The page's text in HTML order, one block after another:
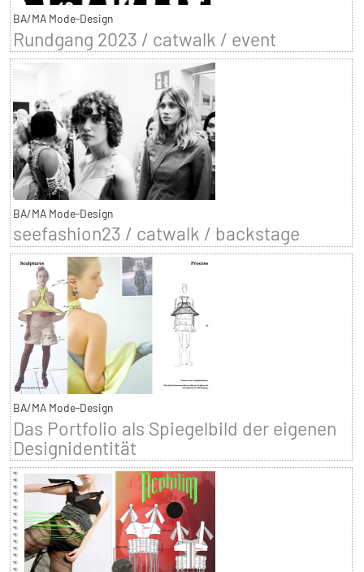
BA/MA Mode-Design
Rundgang 2023 / catwalk / event
BA/MA Mode-Design
seefashion23 / catwalk / backstage
BA/MA Mode-Design
Das Portfolio als Spiegelbild der eigenen
Designidentität